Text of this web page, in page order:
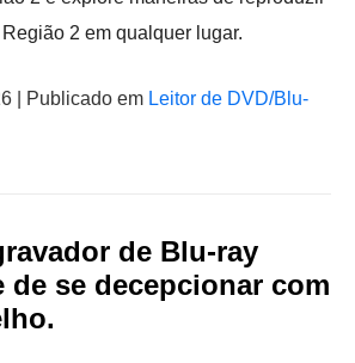
2 em qualquer lugar.
| Publicado em Leitor de DVD/Blu-
de Blu-ray
de se decepcionar com